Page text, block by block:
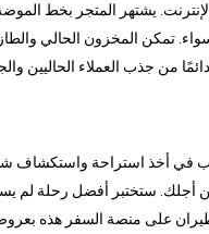
يشتهر المتجر بخط
تمكن المخزون الحالي
دائمًا من جذب العملاء الحاليين
في أخذ استراحة واستكشاف
أجلك. ستختبر أفضل رحلة لم
على منصة السفر هذه